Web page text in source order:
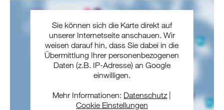
Sie können sich die Karte direkt auf
unserer Internetseite anschauen. Wir
weisen darauf hin, dass Sie dabei in die
Übermittlung Ihrer personenbezogenen
Daten (z.B. IP-Adresse) an Google
einwilligen.
Mehr Informationen: Datenschutz
Cookie Einstellungen